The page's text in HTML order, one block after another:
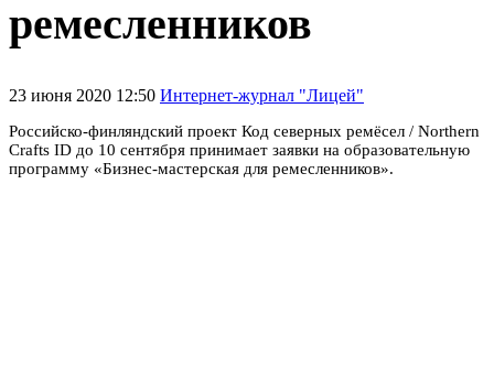
ремесленников
23 июня 2020 12:50 Интернет-журнал "Лицей"
Российско-финляндский проект Код северных ремёсел / Northern
Crafts ID до 10 сентября принимает заявки на образовательную
программу «Бизнес-мастерская для ремесленников».